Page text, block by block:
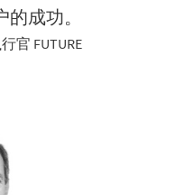
成功。
官 FUTURE